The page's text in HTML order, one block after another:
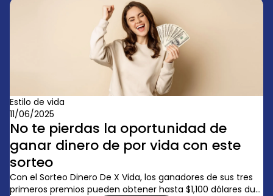
Estilo de vida
11/06/2025
No te pierdas la oportunidad de
ganar dinero de por vida con este
sorteo
Con el Sorteo Dinero De X Vida, los ganadores de sus tres
primeros premios pueden obtener hasta $1,100 dólares du...